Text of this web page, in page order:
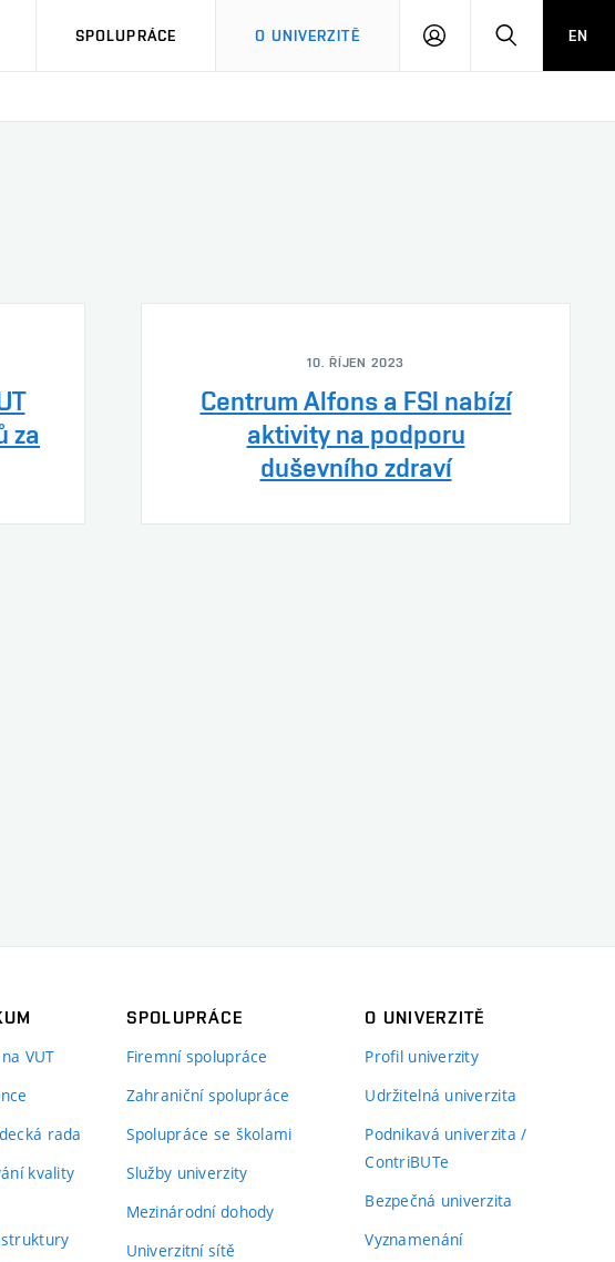
SPOLUPRÁCE O UNIVERZITĚ
PŘIHLÁSIT HLEDATEN
za
10. ŘÍJEN 2023
Centrum Alfons a FSI nabízí
aktivity na podporu
duševního zdraví
VUT
rada
kvality
SPOLUPRÁCE
Firemní spolupráce
Zahraniční spolupráce
Spolupráce se školami
Služby univerzity
Mezinárodní dohody
Univerzitní sítě
O UNIVERZITĚ
Profil univerzity
Udržitelná univerzita
Podnikavá univerzita /
ContriBUTe
Bezpečná univerzita
Vyznamenání